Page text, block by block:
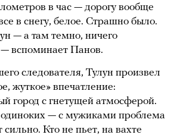
в час — дорогу вообще
в снегу, белое. Страшно было.
— а там темно, ничего
— вспоминает Панов.
следователя, Тулун произвел
жуткое» впечатление:
город с гнетущей атмосферой.
— с мужиками проблема
Кто не пьет, на вахте